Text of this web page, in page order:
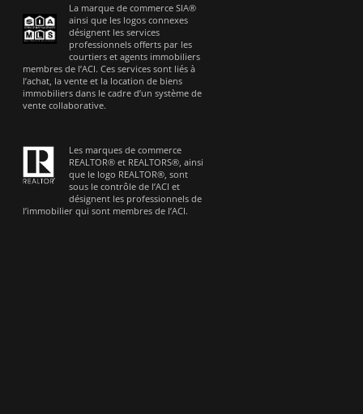
La marque de commerce SIA®
ainsi que les logos connexes
désignent les services
professionnels offerts par les
courtiers et agents immobiliers
membres de l’ACI. Ces services sont liés à
l’achat, la vente et la location de biens
immobiliers dans le cadre d’un système de
vente collaborative.
Les marques de commerce
REALTOR® et REALTORS®, ainsi
que le logo REALTOR®, sont
sous le contrôle de l’ACI et
désignent les professionnels de
l’immobilier qui sont membres de l’ACI.